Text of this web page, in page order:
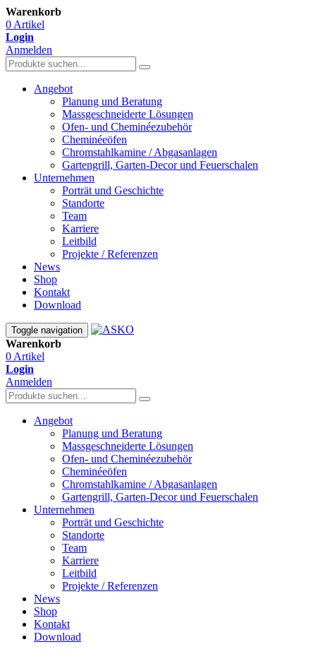
Warenkorb
0 Artikel
Login
Anmelden
Angebot
Planung und Beratung
Massgeschneiderte Lösungen
Ofen- und Cheminéezubehör
Cheminéeöfen
Chromstahlkamine / Abgasanlagen
Gartengrill, Garten-Decor und Feuerschalen
Unternehmen
Porträt und Geschichte
Standorte
Team
Karriere
Leitbild
Projekte / Referenzen
News
Shop
Kontakt
Download
Toggle navigation
Warenkorb
0 Artikel
Login
Anmelden
Angebot
Planung und Beratung
Massgeschneiderte Lösungen
Ofen- und Cheminéezubehör
Cheminéeöfen
Chromstahlkamine / Abgasanlagen
Gartengrill, Garten-Decor und Feuerschalen
Unternehmen
Porträt und Geschichte
Standorte
Team
Karriere
Leitbild
Projekte / Referenzen
News
Shop
Kontakt
Download